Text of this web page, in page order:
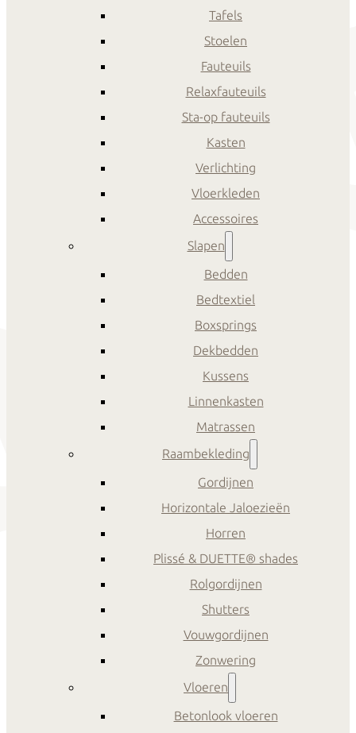
Tafels
Stoelen
Fauteuils
Relaxfauteuils
Sta-op fauteuils
Kasten
Verlichting
Vloerkleden
Accessoires
Slapen
Bedden
Bedtextiel
Boxsprings
Dekbedden
Kussens
Linnenkasten
Matrassen
Raambekleding
Gordijnen
Horizontale Jaloezieën
Horren
Plissé & DUETTE® shades
Rolgordijnen
Shutters
Vouwgordijnen
Zonwering
Vloeren
Betonlook vloeren